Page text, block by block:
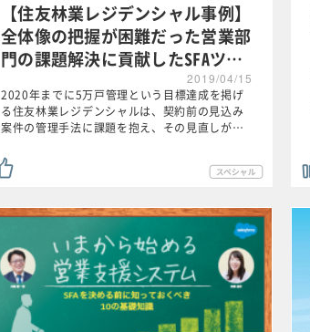
【住友林業レジデンシャル事例】
全体像の把握が困難だった営業部
門の課題解決に貢献したSFAツ…
2019/04/15
2020年までに5万戸管理という目標達成を掲げ
る住友林業レジデンシャルは、契約前の見込み
案件の管理手法に課題を抱え、その見直しが…